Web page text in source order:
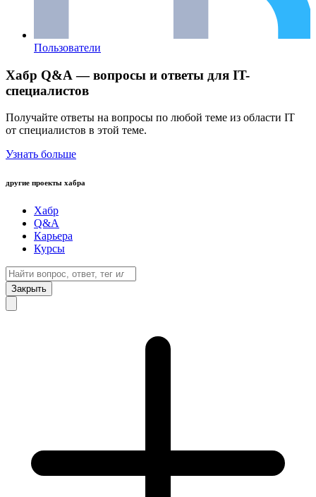
Пользователи
Хабр Q&A — вопросы и ответы для IT-
специалистов
Получайте ответы на вопросы по любой теме из области IT
от специалистов в этой теме.
Узнать больше
другие проекты хабра
Хабр
Q&A
Карьера
Курсы
Закрыть